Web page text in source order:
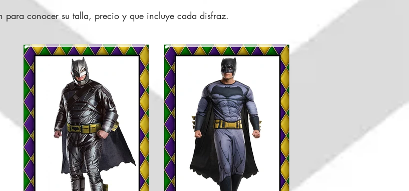
para conocer su talla, precio y que incluye cada disfraz.